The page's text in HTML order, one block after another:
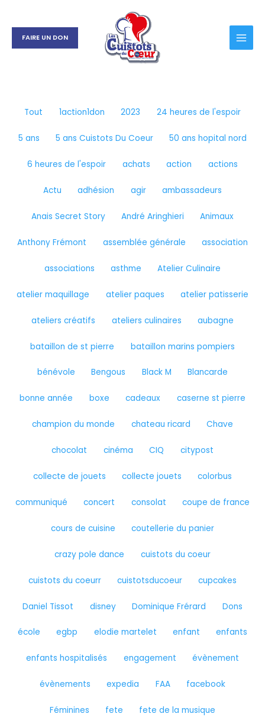
contenu
FAIRE UN DON
publications
Tout 1action1don 2023 24 heures de l'espoir
5 ans 5 ans Cuistots Du Coeur 50 ans hopital nord
6 heures de l'espoir achats action actions
Actu adhésion agir ambassadeurs
Anais Secret Story André Aringhieri Animaux
Anthony Frémont assemblée générale association
associations asthme Atelier Culinaire
atelier maquillage atelier paques atelier patisserie
ateliers créatifs ateliers culinaires aubagne
bataillon de st pierre bataillon marins pompiers
bénévole Bengous Black M Blancarde
bonne année boxe cadeaux caserne st pierre
champion du monde chateau ricard Chave
chocolat cinéma CIQ citypost
collecte de jouets collecte jouets colorbus
communiqué concert consolat coupe de france
cours de cuisine coutellerie du panier
crazy pole dance cuistots du coeur
cuistots du coeurr cuistotsducoeur cupcakes
Daniel Tissot disney Dominique Frérard Dons
école egbp elodie martelet enfant enfants
enfants hospitalisés engagement évènement
évènements expedia FAA facebook
Féminines fete fete de la musique